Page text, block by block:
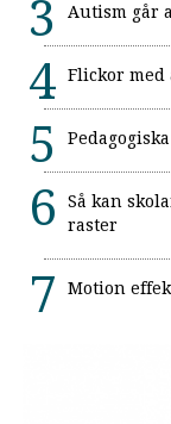
Autism går
Flickor med
Så kan
raster
Motion